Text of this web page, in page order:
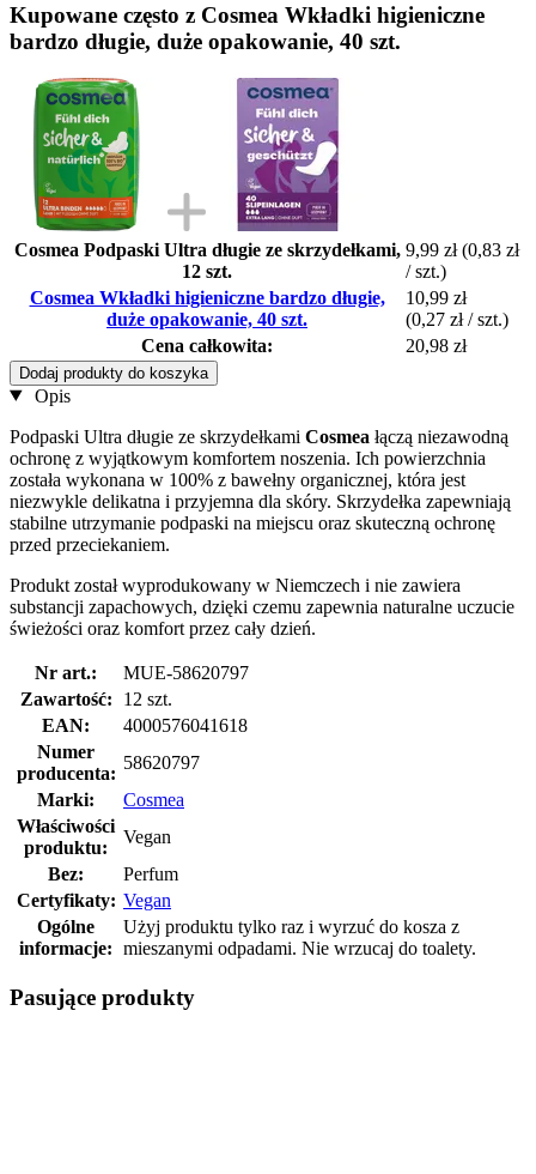
Kupowane często z Cosmea Wkładki higieniczne
bardzo długie, duże opakowanie, 40 szt.
Cosmea Podpaski Ultra długie ze skrzydełkami,
12 szt.
9,99 zł (0,83 zł
/ szt.)
Cosmea Wkładki higieniczne bardzo długie,
duże opakowanie, 40 szt.
10,99 zł
(0,27 zł / szt.)
Cena całkowita:
20,98 zł
Dodaj produkty do koszyka
Opis
Podpaski Ultra długie ze skrzydełkami Cosmea łączą niezawodną
ochronę z wyjątkowym komfortem noszenia. Ich powierzchnia
została wykonana w 100% z bawełny organicznej, która jest
niezwykle delikatna i przyjemna dla skóry. Skrzydełka zapewniają
stabilne utrzymanie podpaski na miejscu oraz skuteczną ochronę
przed przeciekaniem.
Produkt został wyprodukowany w Niemczech i nie zawiera
substancji zapachowych, dzięki czemu zapewnia naturalne uczucie
świeżości oraz komfort przez cały dzień.
Nr art.:
MUE-58620797
Zawartość:
12 szt.
EAN:
4000576041618
Numer
producenta:
58620797
Marki:
Cosmea
Właściwości
produktu:
Vegan
Bez:
Perfum
Certyfikaty: Vegan
Ogólne
informacje:
Użyj produktu tylko raz i wyrzuć do kosza z
mieszanymi odpadami. Nie wrzucaj do toalety.
Pasujące produkty